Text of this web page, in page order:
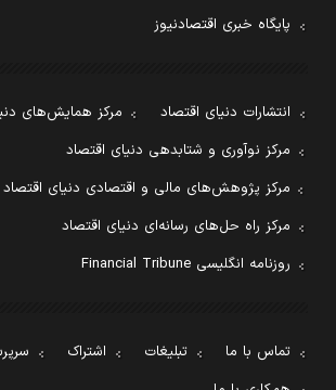
پایگاه خبری اقتصادنیوز
انتشارات دنیای اقتصاد
مرکز همایش‌های
مرکز نوآوری و شتابدهی دنیای اقتصاد
مرکز پژوهش‌های مالی و اقتصادی دنیای اقتصاد
مرکز راه حل‌های رسانه‌ای دنیای اقتصاد
روزنامه انگلیسی Financial Tribune
تماس با ما تبلیغات اشتراک